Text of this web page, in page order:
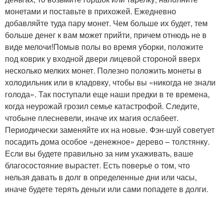
монетами и поставьте в прихожей. Ежедневно
добавляйте туда пару монет. Чем больше их будет, тем
больше денег к вам может прийти, причем отнюдь не в
виде мелочи!Помыв полы во время уборки, положите
под коврик у входной двери лицевой стороной вверх
несколько мелких монет. Полезно положить монеты в
холодильник или в кладовку, чтобы вы «никогда не знали
голода». Так поступали еще наши предки в те времена,
когда неурожай грозил семье катастрофой. Следите,
чтобыне плесневели, иначе их магия ослабеет.
Периодически заменяйте их на новые. Фэн-шуй советует
посадить дома особое «денежное» дерево – толстянку.
Если вы будете правильно за ним ухаживать, ваше
благосостояние вырастет. Есть поверье о том, что
нельзя давать в долг в определенные дни или часы,
иначе будете терять деньги или сами попадете в долги.